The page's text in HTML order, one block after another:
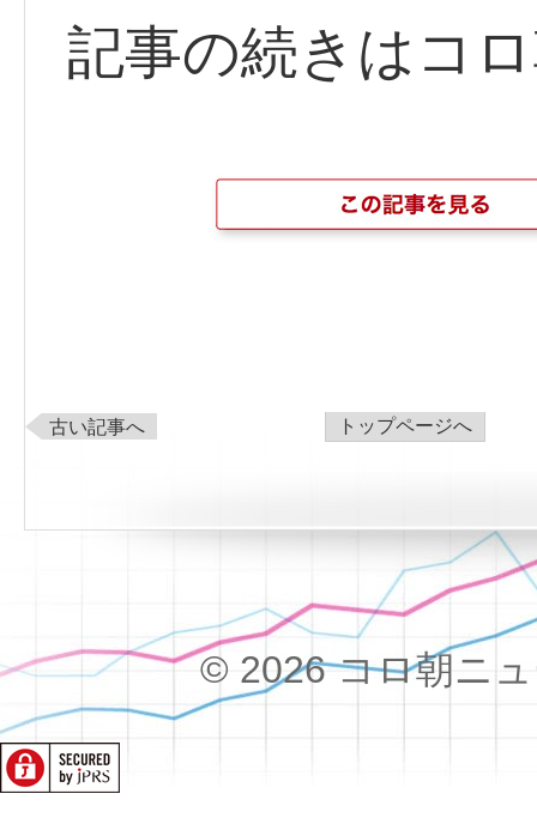
記事の続きはコ
古い記事へ トップページへ
© 2026 コロ朝ニ